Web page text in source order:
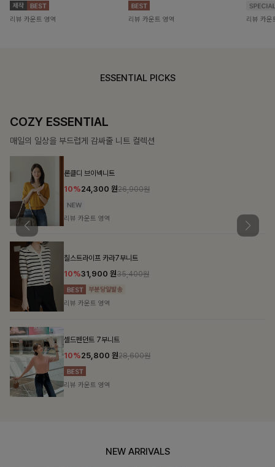
리뷰 카운트 영역 리뷰 카운트 영역 리뷰 카운
ESSENTIAL PICKS
COZY ESSENTIAL
매일의 일상을 부드럽게 감싸줄 니트 컬렉션
론클디 브이넥니트
10%24,300 원26,900원
리뷰 카운트 영역
칠스트라이프 카라7부니트
10%31,900 원35,400원
리뷰 카운트 영역
셀드펜던트 7부니트
10%25,800 원28,600원
리뷰 카운트 영역
NEW ARRIVALS